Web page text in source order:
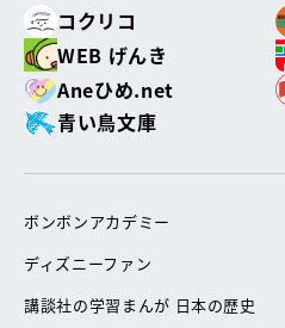
コクリコ
WEB げんき
Aneひめ.net
青い鳥文庫
ボンボンアカデミー
ディズニーファン
講談社の学習まんが 日本の歴史